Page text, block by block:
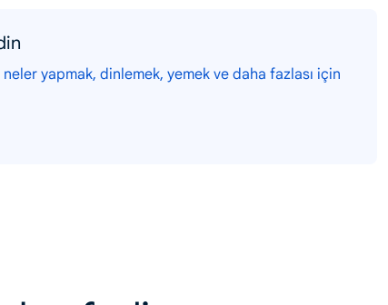
neler yapmak, dinlemek, yemek ve daha fazlası için